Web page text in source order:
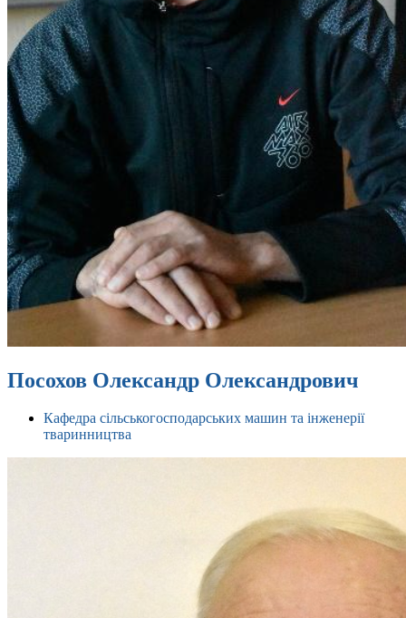
Посохов Олександр Олександрович
Кафедра сільськогосподарських машин та інженерії
тваринництва